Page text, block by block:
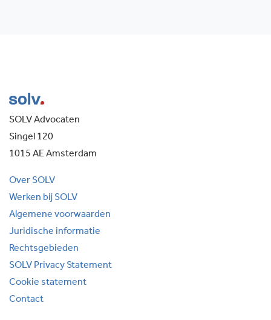
SOLV Advocaten
Singel 120
1015 AE Amsterdam
Over SOLV
Werken bij SOLV
Algemene voorwaarden
Juridische informatie
Rechtsgebieden
SOLV Privacy Statement
Cookie statement
Contact